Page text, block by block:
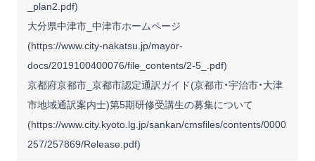
_plan2.pdf)
大分県中津市_中津市ホームページ
(https://www.city-nakatsu.jp/mayor-
docs/2019100400076/file_contents/2-5_.pdf)
京都府京都市_京都市認定通訳ガイド(京都市・宇治市・大津
市地域通訳案内士)第5期研修受講生の募集について
(https://www.city.kyoto.lg.jp/sankan/cmsfiles/contents/0000
257/257869/Release.pdf)